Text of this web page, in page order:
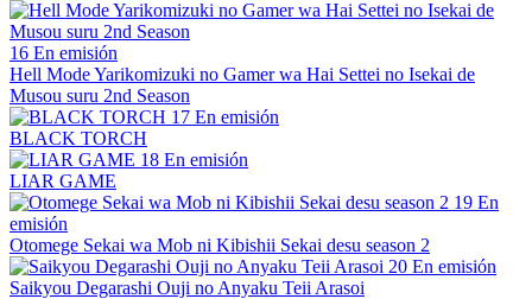
16 En emisión
Hell Mode Yarikomizuki no Gamer wa Hai Settei no Isekai de
Musou suru 2nd Season
17 En emisión
BLACK TORCH
18 En emisión
LIAR GAME
19 En
emisión
Otomege Sekai wa Mob ni Kibishii Sekai desu season 2
20 En emisión
Saikyou Degarashi Ouji no Anyaku Teii Arasoi